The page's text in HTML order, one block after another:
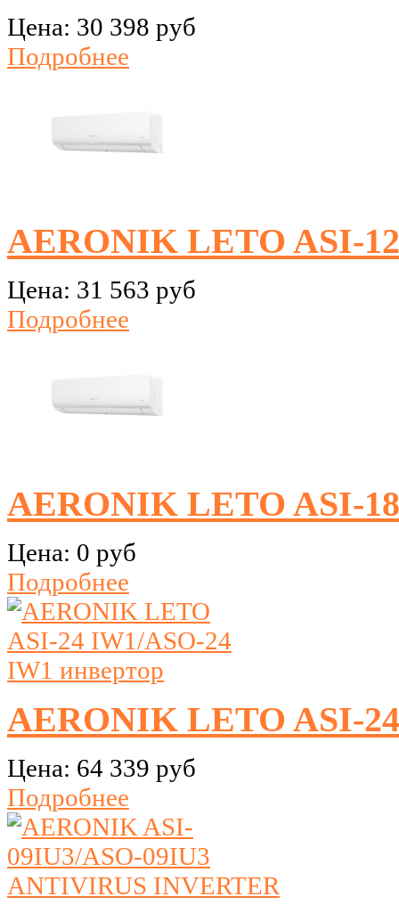
Цена: 30 398 руб
Подробнее
AERONIK LETO ASI-
Цена: 31 563 руб
Подробнее
AERONIK LETO ASI-
Цена: 0 руб
Подробнее
AERONIK LETO ASI-
Цена: 64 339 руб
Подробнее